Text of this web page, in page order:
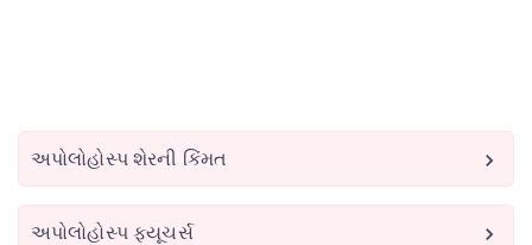
અપોલોહોસ્પ શેરની કિંમત
અપોલોહોસ્પ ફ્યૂચર્સ